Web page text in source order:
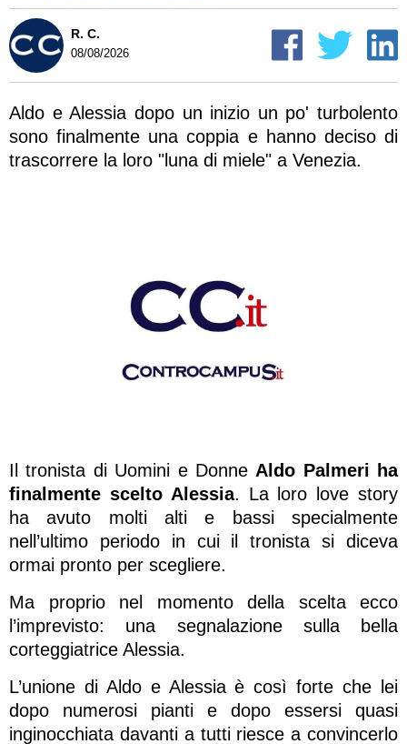
R. C.
08/08/2026
Aldo e Alessia dopo un inizio un po' turbolento
sono finalmente una coppia e hanno deciso di
trascorrere la loro "luna di miele" a Venezia.
Il tronista di Uomini e Donne Aldo Palmeri ha
finalmente scelto Alessia. La loro love story
ha avuto molti alti e bassi specialmente
nell’ultimo periodo in cui il tronista si diceva
ormai pronto per scegliere.
Ma proprio nel momento della scelta ecco
l’imprevisto: una segnalazione sulla bella
corteggiatrice Alessia.
L’unione di Aldo e Alessia è così forte che lei
dopo numerosi pianti e dopo essersi quasi
inginocchiata davanti a tutti riesce a convincerlo